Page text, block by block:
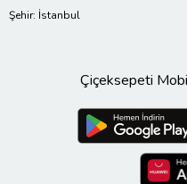
Şehir: İstanbul
Çiçeksepeti